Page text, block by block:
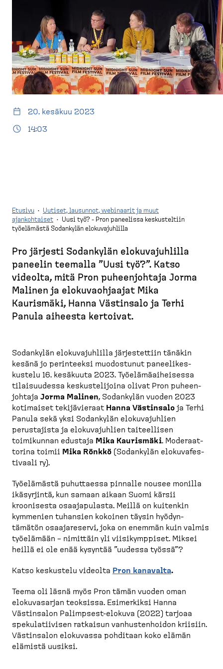
i
v
u
s
k
t
o
p
)
20. kesäkuu 2023
14:03
u
r
u
p
o
l
Etusivu ·
Uutiset, lausunnot, webinaarit ja muut
ajankohtaiset ·
Uusi työ? - Pron paneelissa keskusteltiin
työelämästä Sodankylän elokuvajuhlilla
Pro järjesti Sodankylän elokuva­juhlilla
paneelin teemalla ”Uusi työ?”. Katso
videolta, mitä Pron puheen­johtaja Jorma
Malinen ja elokuvaoh­jaajat Mika
Kaurismäki, Hanna Västinsalo ja Terhi
Panula aiheesta kertoivat.
Sodankylän elokuva­juhlilla järjes­tettiin tänäkin
kesänä jo perinteeksi muodostunut paneeli­kes­
kustelu 16. kesäkuuta 2023. Työelä­mä­ai­heisessa
tilaisuudessa keskus­te­lijoina olivat Pron puheen­
johtaja Jorma Malinen, Sodankylän vuoden 2023
kotimaiset tekijä­vieraat Hanna Västinsalo ja Terhi
Panula sekä yksi Sodankylän elokuva­juhlien
perustajista ja elokuva­juhlien taiteellisen
toimikunnan edustaja Mika Kaurismäki. Moderaat­
torina toimii Mika Rönkkö (Sodankylän elokuva­fes­
tivaali ry).
Työelämästä puhuttaessa pinnalle nousee monilla
ikäsyrjintä, kun samaan aikaan Suomi kärsii
kroonisesta osaaja­pulasta. Meillä on kuitenkin
kymmenien tuhansien kokoinen täysin hyödyn­
tämätön osaaja­reservi, joka on enemmän kuin valmis
työelämään – nimittäin yli viisikymppiset. Miksei
heillä ei ole enää kysyntää ”uudessa työssä”?
Katso keskustelu videolta Pron kanavalta.
Teema oli läsnä myös Pron tämän vuoden oman
elokuva­sarjan teoksissa. Esimerkiksi Hanna
Västinsalon Palimpsest-​elokuva (2022) tarjoaa
spekula­tiivisen ratkaisun vanhus­ten­hoidon kriisiin.
Västinsalon elokuvassa pohditaan koko elämän
elämistä uusiksi.